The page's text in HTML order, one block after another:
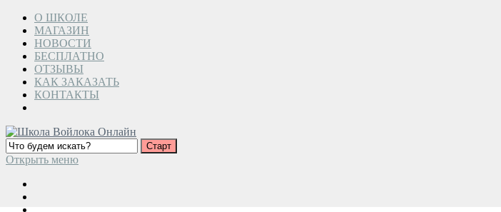
О ШКОЛЕ
МАГАЗИН
НОВОСТИ
БЕСПЛАТНО
ОТЗЫВЫ
КАК ЗАКАЗАТЬ
КОНТАКТЫ
Открыть меню